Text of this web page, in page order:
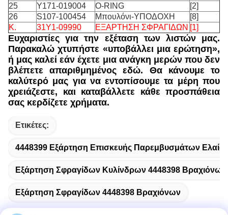
25
Y171-019004 O-RING
[2]
26
S107-100454 Μπουλόνι-ΥΠΟΔΟΧΗ
[8]
Κ.
31Y1-09990 ΕΞΑΡΤΗΣΗ ΣΦΡΑΓΙΔΩΝ [1]
Ευχαριστίες για την εξέταση των λιστών μας.
Παρακαλώ χτυπήστε «υποβάλλει μια ερώτηση»,
ή μας καλεί εάν έχετε μια ανάγκη μερών που δεν
βλέπετε απαριθμημένος εδώ. Θα κάνουμε το
καλύτερό μας για να εντοπίσουμε τα μέρη που
χρειάζεστε, και καταβάλλετε κάθε προσπάθεια
σας κερδίζετε χρήματα.
Ετικέτες:
4448399 Εξάρτηση Επισκευής Παρεμβυσμάτων
Εξάρτηση Σφραγίδων Κυλίνδρων 4448398 Βραχιόνων
Εξάρτηση Σφραγίδων 4448398 Βραχιόνων